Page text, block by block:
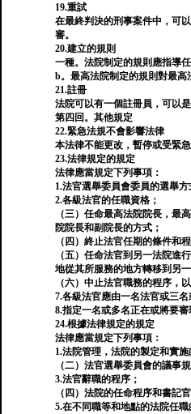
19.重試
在最終判決的刑事案件中，可
審。
20.建立的規則
一種。法院制定的規則應指導任
b。最高法院制定的規則對最高
21.註冊
法院可以有一個註冊員，可以是
第四回。其他規定
22.緊急法規不會影響法律
本法律不能更改，暫停或受緊急
23.法律規定的規定
法律應當規定下列事項：
1.法官選舉委員會委員的選舉方
2.各級法官的任職資格；
（三）任命最高法院院長，最
院院長和副院長的方式；
（四）終止法官任期的條件和程
（五）任命法官到另一法院進
地從其所服務的地方轉移到另
（六）中止法官職務的程序，
7.各級法官應由一名法官或三
8.指定一名或多名正在或將要審
24.根據法律規定的規定
法律應當規定下列事項：
1.法院管理，法院的製定和實施
（二）法官選舉委員會的議事規
3.法官辭職的程序；
（四）法院的任命程序和書記
5.在不同職等和地點的法院任職